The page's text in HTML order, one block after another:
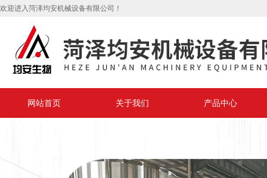
欢迎进入菏泽均安机械设备有限公司！
网站首页 关于我们 产品中心